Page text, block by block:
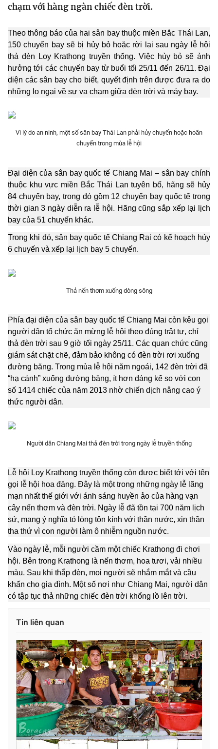
Tin tức
Thế giới đó đây
Câu chuyện quốc tế
Tài chính
Thị trường
Góc doanh nghiệp
Dữ liệu và đời sống
Truyền hình
Phim VTV
Hậu trường
Nhân vật
Giải sao mai
Đời sống
Làm đẹp
Chất lượng cuộc sống
Tuyển sinh
Học trực tuyến
Công nghệ
Hitech Công nghệ tương lai
Thị trường
Tư vấn
Giao lưu trực tuyến
Lịch phát sóng
Photo Infographic
Video Shorts video
VTV Money VTV Thể thao
Thị trường 24h Tấm lòng Việt
VTV4 Vươn mình bằng AI
VTV9 VTV8
Liên hệ tòa soạn English
THỜI BÁO VTV
Theo dõi báo trên
Cơ quan chủ quản:Đài Truyền hình Việt Nam
Cơ quan báo chí:Thời báo VTV
Giấy phép hoạt động báo in và báo điện tử số 483/GP-BTTTT
cấp ngày 29/12/2023
Tổng Biên tập:Vũ Thanh Thủy
Phó Tổng Biên tập:Nguyễn Thị Mỹ Hạnh, Phạm Quốc Thắng,
Nguyễn Trọng Ninh
Tổng đài VTV:024.38 355 931 - 024.38 355 932
chạm với hàng ngàn chiếc đèn trời.
Theo thông báo của hai sân bay thuộc miền Bắc Thái Lan,
150 chuyến bay sẽ bị hủy bỏ hoặc rời lại sau ngày lễ hội
thả đèn Loy Krathong truyền thống. Việc hủy bỏ sẽ ảnh
hưởng tới các chuyến bay từ buổi tối 25/11 đến 26/11. Đại
diện các sân bay cho biết, quyết định trên được đưa ra do
những lo ngại về sự va chạm giữa đèn trời và máy bay.
Vì lý do an ninh, một số sân bay Thái Lan phải hủy chuyến hoặc hoãn
chuyến trong mùa lễ hội
Đại diện của sân bay quốc tế Chiang Mai – sân bay chính
thuộc khu vực miền Bắc Thái Lan tuyên bố, hãng sẽ hủy
84 chuyến bay, trong đó gồm 12 chuyến bay quốc tế trong
thời gian 3 ngày diễn ra lễ hội. Hãng cũng sắp xếp lại lịch
bay của 51 chuyến khác.
Trong khi đó, sân bay quốc tế Chiang Rai có kế hoạch hủy
6 chuyến và xếp lại lịch bay 5 chuyến.
Thả nến thơm xuống dòng sông
Phía đại diện của sân bay quốc tế Chiang Mai còn kêu gọi
người dân tổ chức ăn mừng lễ hội theo đúng trật tự, chỉ
thả đèn trời sau 9 giờ tối ngày 25/11. Các quan chức cũng
giám sát chặt chẽ, đảm bảo không có đèn trời rơi xuống
đường băng. Trong mùa lễ hội năm ngoái, 142 đèn trời đã
“hạ cánh” xuống đường băng, ít hơn đáng kể so với con
số 1414 chiếc của năm 2013 nhờ chiến dịch nâng cao ý
thức người dân.
Người dân Chiang Mai thả đèn trời trong ngày lễ truyền thống
Lễ hội Loy Krathong truyền thống còn được biết tới với tên
gọi lễ hội hoa đăng. Đây là một trong những ngày lễ lãng
mạn nhất thế giới với ánh sáng huyền ảo của hàng vạn
cây nến thơm và đèn trời. Ngày lễ đã tồn tại 700 năm lịch
sử, mang ý nghĩa tỏ lòng tôn kính với thần nước, xin thần
tha thứ vì con người làm ô nhiễm nguồn nước.
Vào ngày lễ, mỗi người cầm một chiếc Krathong đi chơi
hội. Bên trong Krathong là nến thơm, hoa tươi, vải nhiều
màu. Sau khi thắp đèn, mọi người sẽ nhắm mắt và cầu
khấn cho gia đình. Một số nơi như Chiang Mai, người dân
có tập tục thả những chiếc đèn trời khổng lồ lên trời.
Tin liên quan